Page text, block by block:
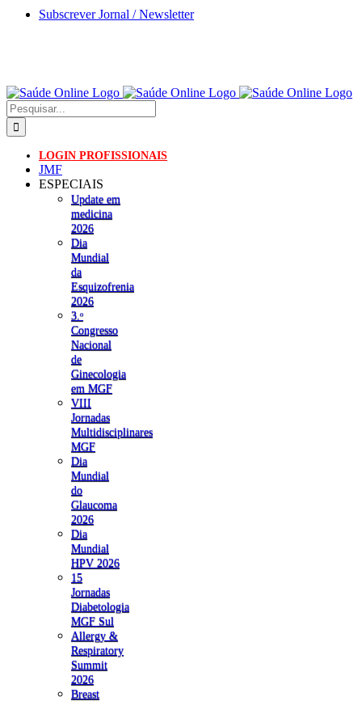
Skip
Subscrever Jornal / Newsletter
Pesquisar
LOGIN PROFISSIONAIS
JMF
ESPECIAIS
Update em
medicina
2026
Dia
Mundial
da
Esquizofrenia
2026
3.ᵒ
Congresso
Nacional
de
Ginecologia
em MGF
VIII
Jornadas
Multidisciplinares
MGF
Dia
Mundial
do
Glaucoma
2026
Dia
Mundial
HPV 2026
15
Jornadas
Diabetologia
MGF Sul
Allergy &
Respiratory
Summit
2026
Breast